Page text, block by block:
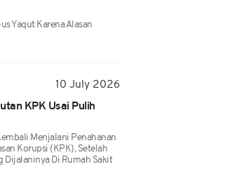
Yaqut Karena Alasan
10 July 2026
KPK Usai Pulih
Menjalani Penahanan
Korupsi (KPK), Setelah
Dijalaninya Di Rumah Sakit